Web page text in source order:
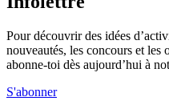
Pour découvrir des idées
nouveautés, les concours et les
abonne-toi dès aujourd’hui à
S'abonner